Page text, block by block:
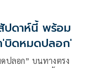
ปดาห์นี้ พร้อม
'บิดหมดปลอก'
ปลอก” บนทางตรง